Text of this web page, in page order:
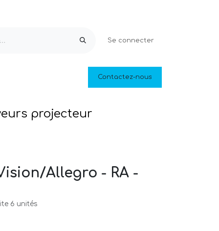
Se connecter
Piscines naturelles
Contactez-nous
projecteur
Allegro - RA -
6 unités